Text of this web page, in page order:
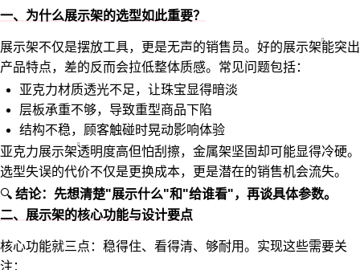
一、为什么展示架的选型如此重要？
展示架不仅是摆放工具，更是无声的销售员。好的展示架能突出
产品特点，差的反而会拉低整体质感。常见问题包括：
亚克力材质透光不足，让珠宝显得暗淡
层板承重不够，导致重型商品下陷
结构不稳，顾客触碰时晃动影响体验
亚克力展示架透明度高但怕刮擦，金属架坚固却可能显得冷硬。
选型失误的代价不仅是更换成本，更是潜在的销售机会流失。
🔍 结论：先想清楚"展示什么"和"给谁看"，再谈具体参数。
二、展示架的核心功能与设计要点
核心功能就三点：稳得住、看得清、够耐用。实现这些需要关
注：